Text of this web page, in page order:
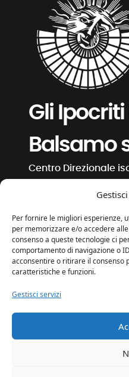
Per fornire le migliori esperienze,
per memorizzare e/o accedere
consenso a queste tecnologie ci
comportamento di navigazione o
acconsentire o ritirare il consenso
caratteristiche e funzioni.
Gestisci servizi
Gli
Balsamo
Centro Direzionale
gli.ipocriti@pcert.it
⋅ ⋅
Privacy e Cookies